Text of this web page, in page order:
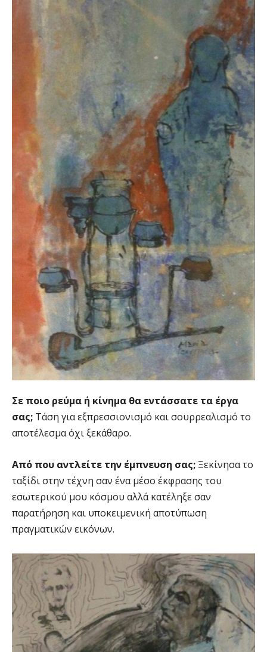
Σε ποιο ρεύμα ή κίνημα θα εντάσσατε τα έργα
σας; Τάση για εξπρεσσιονισμό και σουρρεαλισμό το
αποτέλεσμα όχι ξεκάθαρο.
Από που αντλείτε την έμπνευση σας; Ξεκίνησα το
ταξίδι στην τέχνη σαν ένα μέσο έκφρασης του
εσωτερικού μου κόσμου αλλά κατέληξε σαν
παρατήρηση και υποκειμενική αποτύπωση
πραγματικών εικόνων.